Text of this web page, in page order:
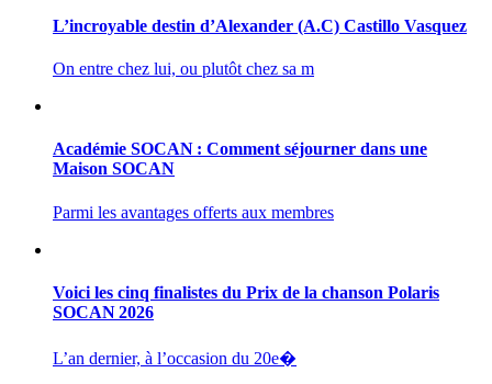
L’incroyable destin d’Alexander (A.C) Castillo Vasquez
On entre chez lui, ou plutôt chez sa m
Académie SOCAN : Comment séjourner dans une
Maison SOCAN
Parmi les avantages offerts aux membres
Voici les cinq finalistes du Prix de la chanson Polaris
SOCAN 2026
L’an dernier, à l’occasion du 20e�